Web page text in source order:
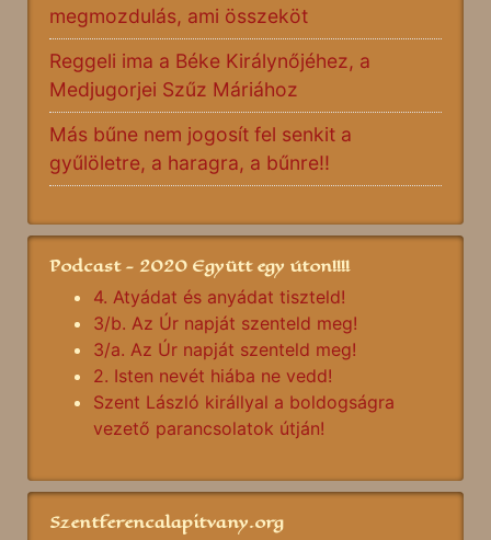
megmozdulás, ami összeköt
Reggeli ima a Béke Királynőjéhez, a
Medjugorjei Szűz Máriához
Más bűne nem jogosít fel senkit a
gyűlöletre, a haragra, a bűnre!!
Podcast - 2020 Együtt egy úton!!!!
4. Atyádat és anyádat tiszteld!
3/b. Az Úr napját szenteld meg!
3/a. Az Úr napját szenteld meg!
2. Isten nevét hiába ne vedd!
Szent László királlyal a boldogságra
vezető parancsolatok útján!
Szentferencalapitvany.org